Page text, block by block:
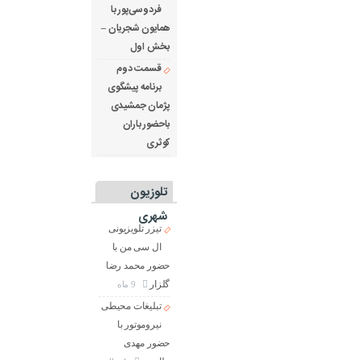
فردوسی‌پور با
همایون شجریان –
بخش اول
قسمت دوم
برنامه پیشگوی
پژمان جمشیدی
باحضور باران
کوثری
تلوزیون
شهری
تیزر تلویزیونی
ال سی من با
حضور محمد رضا
گلزار
تبلیغات محیطی
نیروموتور با
حضور مهدی